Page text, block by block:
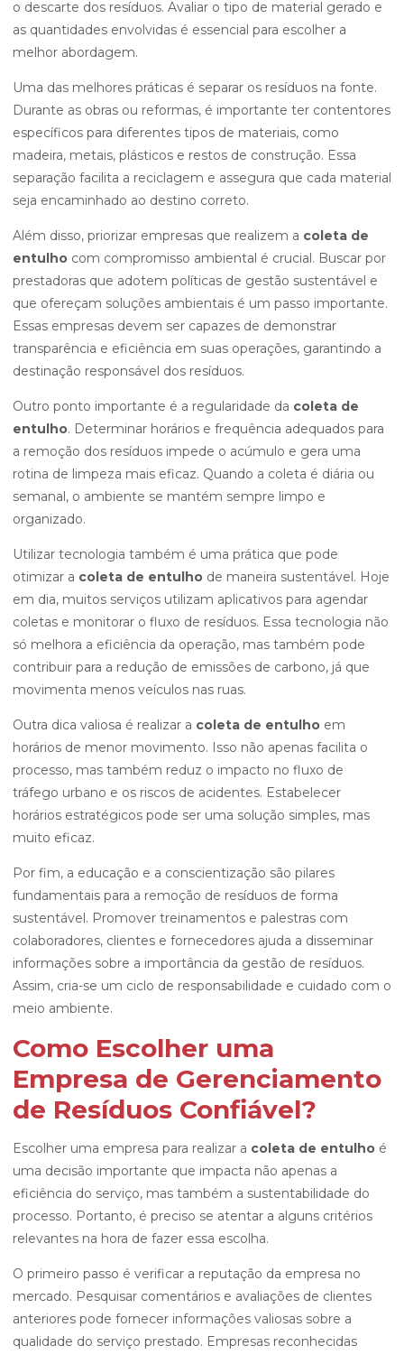
o descarte dos resíduos. Avaliar o tipo de material gerado e
as quantidades envolvidas é essencial para escolher a
melhor abordagem.
Uma das melhores práticas é separar os resíduos na fonte.
Durante as obras ou reformas, é importante ter contentores
específicos para diferentes tipos de materiais, como
madeira, metais, plásticos e restos de construção. Essa
separação facilita a reciclagem e assegura que cada material
seja encaminhado ao destino correto.
Além disso, priorizar empresas que realizem a coleta de
entulho com compromisso ambiental é crucial. Buscar por
prestadoras que adotem políticas de gestão sustentável e
que ofereçam soluções ambientais é um passo importante.
Essas empresas devem ser capazes de demonstrar
transparência e eficiência em suas operações, garantindo a
destinação responsável dos resíduos.
Outro ponto importante é a regularidade da coleta de
entulho. Determinar horários e frequência adequados para
a remoção dos resíduos impede o acúmulo e gera uma
rotina de limpeza mais eficaz. Quando a coleta é diária ou
semanal, o ambiente se mantém sempre limpo e
organizado.
Utilizar tecnologia também é uma prática que pode
otimizar a coleta de entulho de maneira sustentável. Hoje
em dia, muitos serviços utilizam aplicativos para agendar
coletas e monitorar o fluxo de resíduos. Essa tecnologia não
só melhora a eficiência da operação, mas também pode
contribuir para a redução de emissões de carbono, já que
movimenta menos veículos nas ruas.
Outra dica valiosa é realizar a coleta de entulho em
horários de menor movimento. Isso não apenas facilita o
processo, mas também reduz o impacto no fluxo de
tráfego urbano e os riscos de acidentes. Estabelecer
horários estratégicos pode ser uma solução simples, mas
muito eficaz.
Por fim, a educação e a conscientização são pilares
fundamentais para a remoção de resíduos de forma
sustentável. Promover treinamentos e palestras com
colaboradores, clientes e fornecedores ajuda a disseminar
informações sobre a importância da gestão de resíduos.
Assim, cria-se um ciclo de responsabilidade e cuidado com o
meio ambiente.
Como Escolher uma
Empresa de Gerenciamento
de Resíduos Confiável?
Escolher uma empresa para realizar a coleta de entulho é
uma decisão importante que impacta não apenas a
eficiência do serviço, mas também a sustentabilidade do
processo. Portanto, é preciso se atentar a alguns critérios
relevantes na hora de fazer essa escolha.
O primeiro passo é verificar a reputação da empresa no
mercado. Pesquisar comentários e avaliações de clientes
anteriores pode fornecer informações valiosas sobre a
qualidade do serviço prestado. Empresas reconhecidas